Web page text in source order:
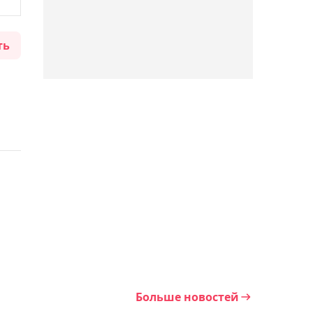
подвёл итоги первого
Больше новостей